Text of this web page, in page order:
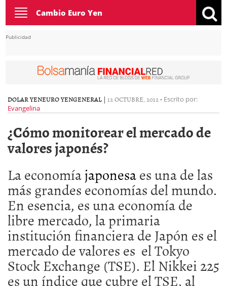
Toggle
navigation
Cambio Euro Yen
Publicidad
DOLAR YENEURO YENGENERAL | 12 OCTUBRE, 2012- Escrito por:
Evangelina
¿Cómo monitorear el mercado de
valores japonés?
La economíajaponesaes una de las
más grandes economías del mundo.
En esencia, es una economía de
libre mercado, la primaria
institución financiera de Japón es el
mercado de valores es el Tokyo
Stock Exchange (TSE). El Nikkei 225
es un índice que cubre el TSE, al